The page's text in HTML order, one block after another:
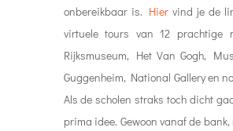
onbereikbaar is. Hiervind je de
virtuele tours van 12 prachtige
Rijksmuseum, Het Van Gogh,
Guggenheim, National Gallery en
Als de scholen straks toch dicht
prima idee. Gewoon vanaf de